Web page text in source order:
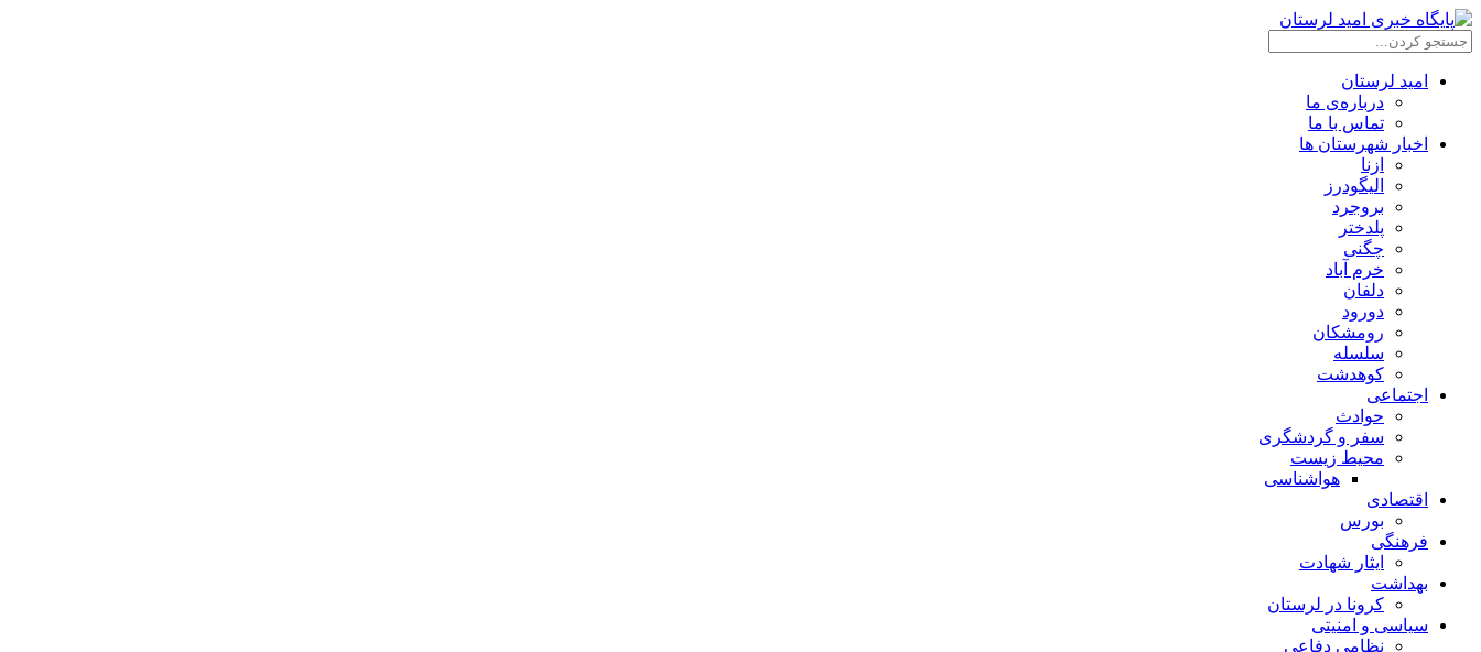
امید لرستان
درباره‌ی ما
تماس با ما
اخبار شهرستان ها
ازنا
الیگودرز
بروجرد
پلدختر
چگنی
خرم آباد
دلفان
دورود
رومشکان
سلسله
کوهدشت
اجتماعی
حوادث
سفر و گردشگری
محیط زیست
هواشناسی
اقتصادی
بورس
فرهنگی
ایثار شهادت
بهداشت
کرونا در لرستان
سیاسی و امنیتی
نظامی دفاعی